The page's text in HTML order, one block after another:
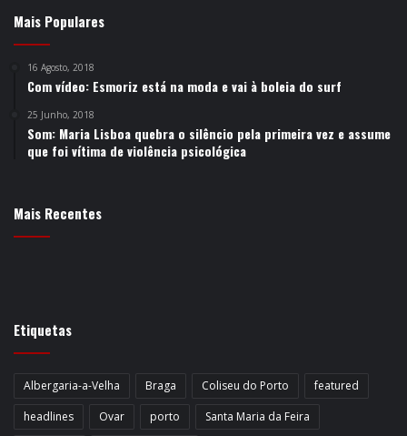
Mais Populares
16 Agosto, 2018
Com vídeo: Esmoriz está na moda e vai à boleia do surf
25 Junho, 2018
Som: Maria Lisboa quebra o silêncio pela primeira vez e assume
que foi vítima de violência psicológica
Mais Recentes
Etiquetas
Albergaria-a-Velha Braga Coliseu do Porto
featured
headlines
Ovar porto
Santa Maria da Feira